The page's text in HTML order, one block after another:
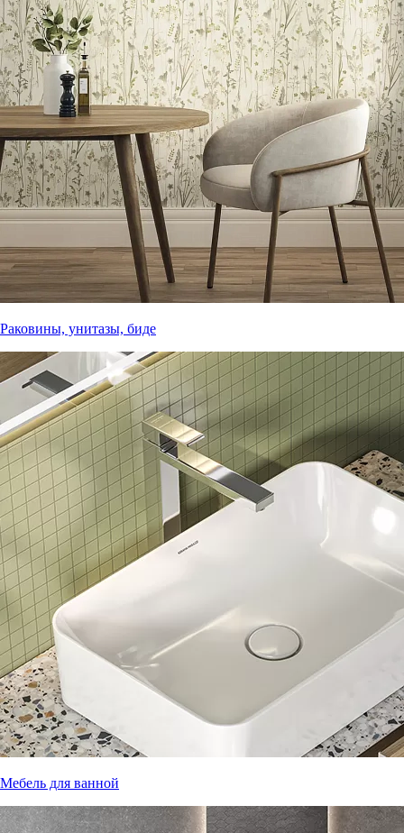
Раковины, унитазы, биде
Мебель для ванной